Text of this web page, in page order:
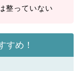
整っていない
すめ！